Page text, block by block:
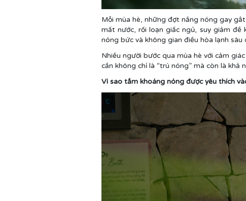
Mỗi mùa hè, những đợt nắng nóng gay
mất nước, rối loạn giấc ngủ, suy giảm
nóng bức và không gian điều hòa lạnh
Nhiều người bước qua mùa hè với cảm
cần không chỉ là “trú nóng” mà còn là
Vì sao tắm khoáng nóng được yêu thích